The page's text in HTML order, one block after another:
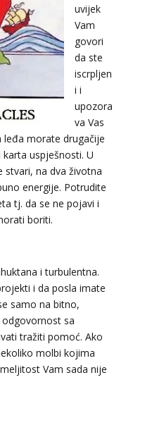
uvijek
Vam
govori
da ste
iscrpljen
i i
upozora
va Vas
morate drugačije
uspješnosti. U
na dva životna
energije. Potrudite
tj. da se ne pojavi i
boriti.
i turbulentna.
i da posla imate
samo na bitno,
sa
tražiti pomoć. Ako
molbi kojima
Vam sada nije